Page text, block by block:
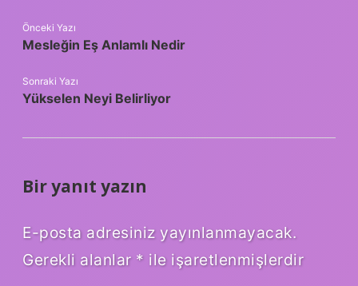
Önceki Yazı
Mesleğin Eş Anlamlı Nedir
Sonraki Yazı
Yükselen Neyi Belirliyor
Bir yanıt yazın
E-posta adresiniz yayınlanmayacak.
Gerekli alanlar * ile işaretlenmişlerdir